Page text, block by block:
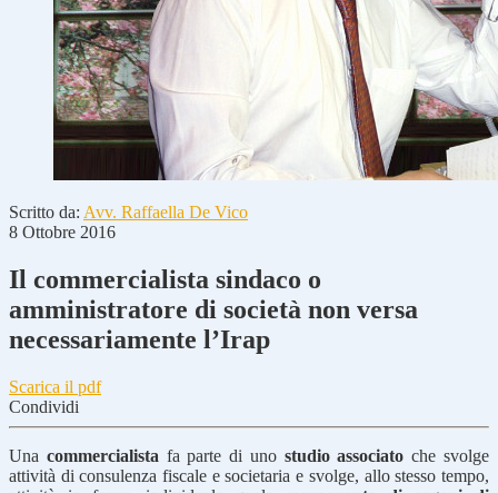
Scritto da: Avv. Raffaella De Vico
8 Ottobre 2016
Il commercialista sindaco o
amministratore di società non versa
necessariamente l’Irap
Scarica il pdf
Condividi
Una commercialista fa parte di uno studio associato che svolge
attività di consulenza fiscale e societaria e svolge, allo stesso tempo,